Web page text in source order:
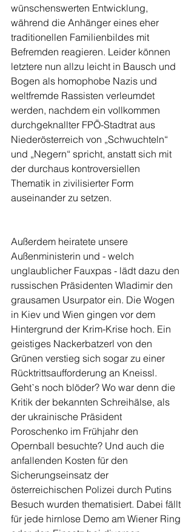
wünschenswerten Entwicklung,
während die Anhänger eines eher
traditionellen Familienbildes mit
Befremden reagieren. Leider können
letztere nun allzu leicht in Bausch und
Bogen als homophobe Nazis und
weltfremde Rassisten verleumdet
werden, nachdem ein vollkommen
durchgeknallter FPÖ-Stadtrat aus
Niederösterreich von „Schwuchteln“
und „Negern“ spricht, anstatt sich mit
der durchaus kontroversiellen
Thematik in zivilisierter Form
auseinander zu setzen.
Außerdem heiratete unsere
Außenministerin und - welch
unglaublicher Fauxpas - lädt dazu den
russischen Präsidenten Wladimir den
grausamen Usurpator ein. Die Wogen
in Kiev und Wien gingen vor dem
Hintergrund der Krim-Krise hoch. Ein
geistiges Nackerbatzerl von den
Grünen verstieg sich sogar zu einer
Rücktrittsaufforderung an Kneissl.
Gehtˋs noch blöder? Wo war denn die
Kritik der bekannten Schreihälse, als
der ukrainische Präsident
Poroschenko im Frühjahr den
Opernball besuchte? Und auch die
anfallenden Kosten für den
Sicherungseinsatz der
österreichischen Polizei durch Putins
Besuch wurden thematisiert. Dabei fällt
für jede hirnlose Demo am Wiener Ring